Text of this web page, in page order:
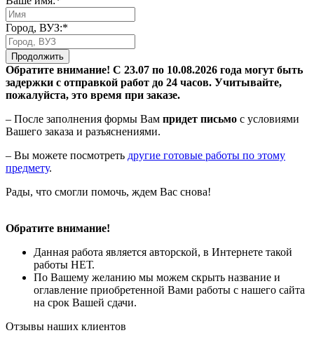
Город, ВУЗ:*
Продолжить
Обратите внимание! С 23.07 по 10.08.2026 года могут быть
задержки с отправкой работ до 24 часов. Учитывайте,
пожалуйста, это время при заказе.
– После заполнения формы Вам придет письмо с условиями
Вашего заказа и разъяснениями.
– Вы можете посмотреть другие готовые работы по этому
предмету.
Рады, что смогли помочь, ждем Вас снова!
Обратите внимание!
Данная работа является авторской, в Интернете такой
работы НЕТ.
По Вашему желанию мы можем скрыть название и
оглавление приобретенной Вами работы с нашего сайта
на срок Вашей сдачи.
Отзывы наших клиентов